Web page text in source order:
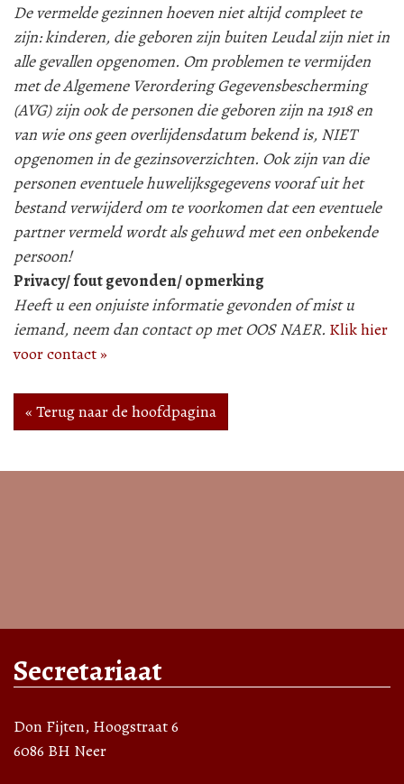
De vermelde gezinnen hoeven niet altijd compleet te
zijn: kinderen, die geboren zijn buiten Leudal zijn niet in
alle gevallen opgenomen. Om problemen te vermijden
met de Algemene Verordering Gegevensbescherming
(AVG) zijn ook de personen die geboren zijn na 1918 en
van wie ons geen overlijdensdatum bekend is, NIET
opgenomen in de gezinsoverzichten. Ook zijn van die
personen eventuele huwelijksgegevens vooraf uit het
bestand verwijderd om te voorkomen dat een eventuele
partner vermeld wordt als gehuwd met een onbekende
persoon!
Privacy/ fout gevonden/ opmerking
Heeft u een onjuiste informatie gevonden of mist u
iemand, neem dan contact op met OOS NAER. Klik hier
voor contact »
« Terug naar de hoofdpagina
Secretariaat
Don Fijten, Hoogstraat 6
6086 BH Neer